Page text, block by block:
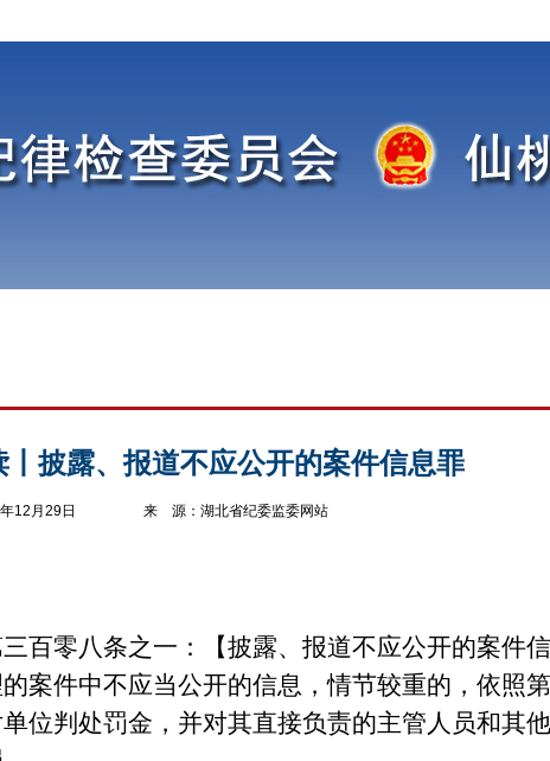
丨披露、报道不应公开的案件信息罪
年12月29日 来 源：湖北省纪委监委网站
零八条之一：【披露、报道不应公开的案件信
案件中不应当公开的信息，情节较重的，依照
位判处罚金，并对其直接负责的主管人员和其